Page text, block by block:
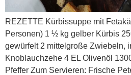
REZETTE Kürbissuppe mit
Personen) 1 ½ kg gelber Kürbis
gewürfelt 2 mittelgroße Zwiebeln,
Knoblauchzehe 4 EL Olivenöl
Pfeffer Zum Servieren: Frische